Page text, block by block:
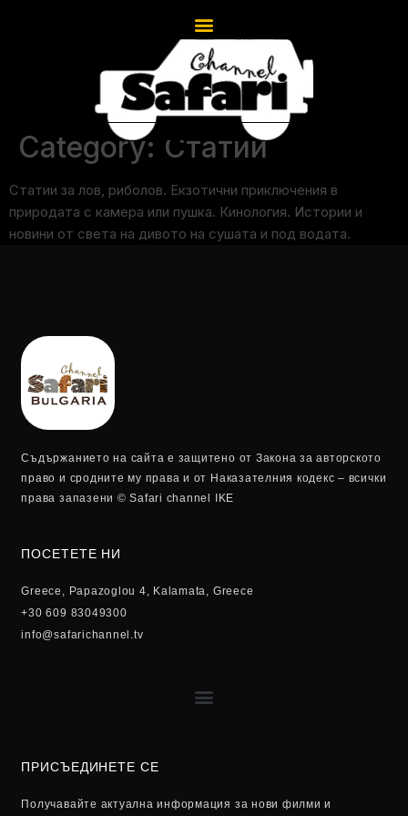
Category: Статии
Статии за лов, риболов. Екзотични приключения в
природата с камера или пушка. Кинология. Истории и
новини от света на дивото на сушата и под водата.
Съдържанието на сайта е защитено от Закона за авторското
право и сродните му права и от Наказателния кодекс – всички
права запазени © Safari channel IKE
ПОСЕТЕТЕ НИ
Greece, Papazoglou 4, Kalamata, Greece
+30 609 83049300
info@safarichannel.tv
ПРИСЪЕДИНЕТЕ СЕ
Получавайте актуална информация за нови филми и